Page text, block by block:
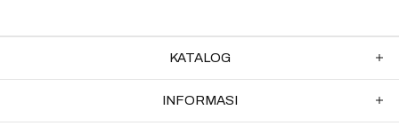
KATALOG
INFORMASI